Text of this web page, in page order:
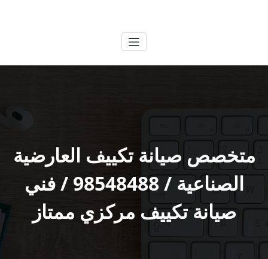
متخصص صيانة تكييف العارضية
الصناعية / 98548488 / فني
صيانة تكييف مركزي ممتاز